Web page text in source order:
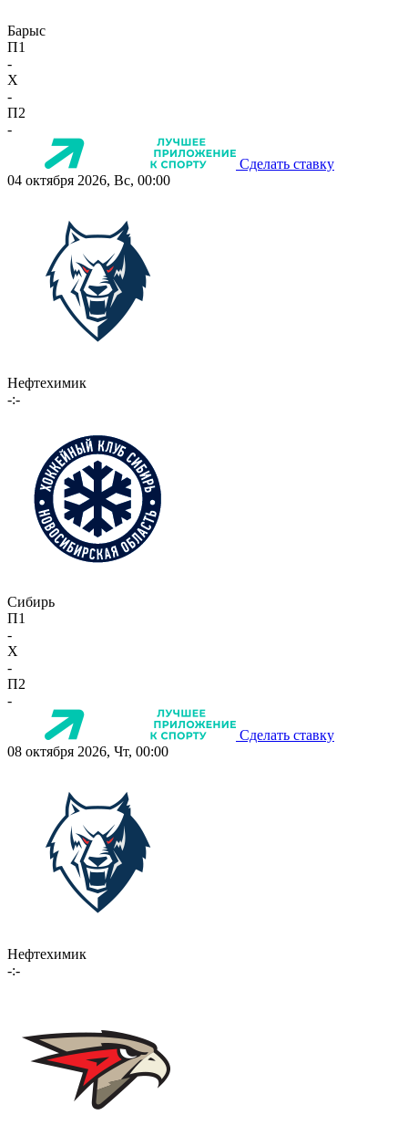
Барыс
П1
-
X
-
П2
-
Сделать ставку
04 октября 2026, Вс, 00:00
Нефтехимик
-:-
Сибирь
П1
-
X
-
П2
-
Сделать ставку
08 октября 2026, Чт, 00:00
Нефтехимик
-:-